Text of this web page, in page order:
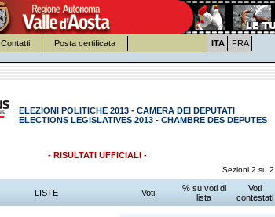
Contatti Posta certificata ITA FRA
ELEZIONI POLITICHE 2013 - CAMERA DEI DEPUTATI
ELECTIONS LEGISLATIVES 2013 - CHAMBRE DES DEPUTES
- RISULTATI UFFICIALI -
Sezioni 2 su 2
LISTE Voti
% su voti di
lista
Voti
contestati